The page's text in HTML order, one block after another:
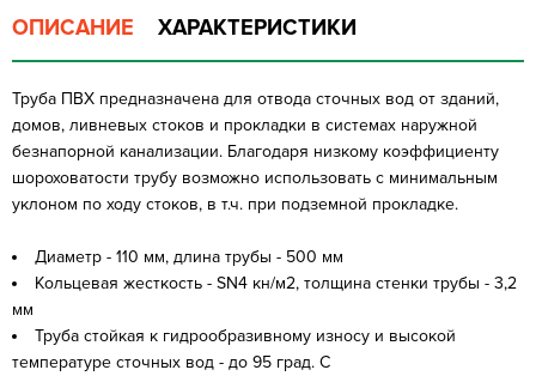
ОПИСАНИЕ ХАРАКТЕРИСТИКИ
Труба ПВХ предназначена для отвода сточных вод от зданий,
домов, ливневых стоков и прокладки в системах наружной
безнапорной канализации. Благодаря низкому коэффициенту
шороховатости трубу возможно использовать с минимальным
уклоном по ходу стоков, в т.ч. при подземной прокладке.
Диаметр - 110 мм, длина трубы - 500 мм
Кольцевая жесткость - SN4 кн/м2, толщина стенки трубы - 3,2
мм
Труба стойкая к гидрообразивному износу и высокой
температуре сточных вод - до 95 град. С